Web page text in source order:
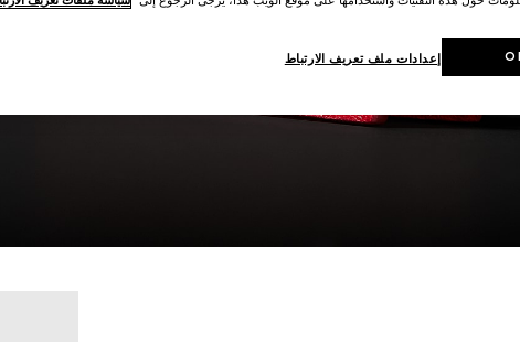
إعدادات ملف تعريف الارتباط